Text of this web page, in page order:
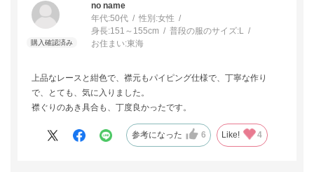
no name
年代:50代 性別:女性
身長:151～155cm 普段の服のサイズ:L
お住まい:東海
上品なレースと紺色で、襟元もパイピング仕様で、丁寧な作り
で、とても、気に入りました。
襟ぐりのあき具合も、丁度良かったです。
参考になった 6 Like! 4